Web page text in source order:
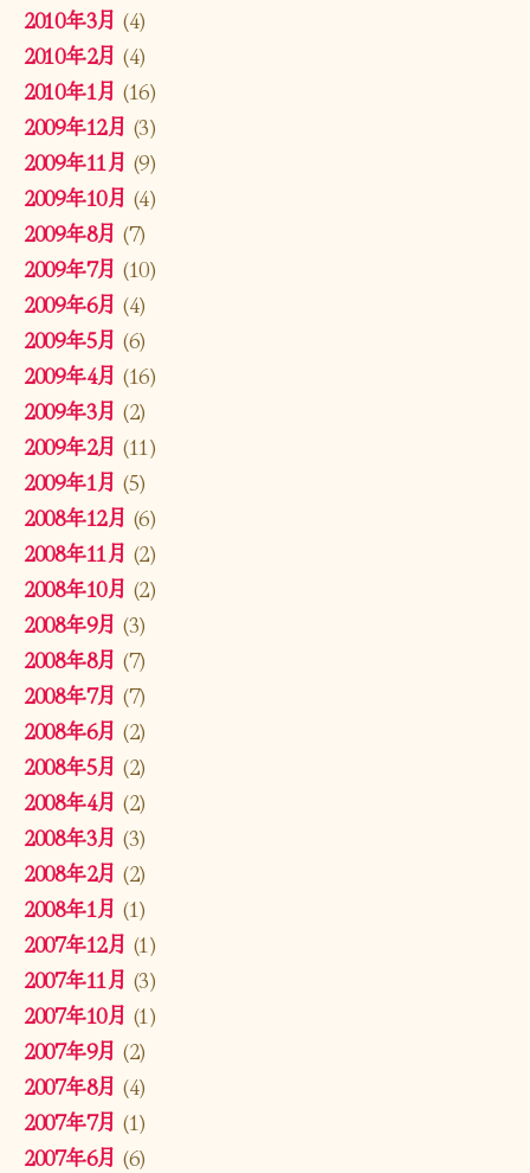
2010年3月 (4)
2010年2月 (4)
2010年1月 (16)
2009年12月 (3)
2009年11月 (9)
2009年10月 (4)
2009年8月 (7)
2009年7月 (10)
2009年6月 (4)
2009年5月 (6)
2009年4月 (16)
2009年3月 (2)
2009年2月 (11)
2009年1月 (5)
2008年12月 (6)
2008年11月 (2)
2008年10月 (2)
2008年9月 (3)
2008年8月 (7)
2008年7月 (7)
2008年6月 (2)
2008年5月 (2)
2008年4月 (2)
2008年3月 (3)
2008年2月 (2)
2008年1月 (1)
2007年12月 (1)
2007年11月 (3)
2007年10月 (1)
2007年9月 (2)
2007年8月 (4)
2007年7月 (1)
2007年6月 (6)